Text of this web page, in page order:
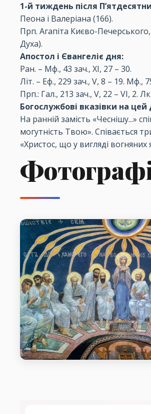
1-й тиждень після
Пеона і Валеріана (166).
Прп. Агапіта Києво-
Духа).
Апостол і Євангеліє дня:
Ран. – Мф., 43 зач., XI, 27 – 30.
Літ. – Еф., 229 зач., V, 8 – 19. Мф.,
Прп.: Гал., 213 зач., V, 22 – VI, 2.
Богослужбові вказівки на цей
На ранній замість «Чеснішу...»
могутність Твою». Співається
«Христос, що у вигляді вогняних